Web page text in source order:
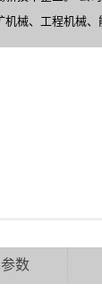
机械、工程机械
数